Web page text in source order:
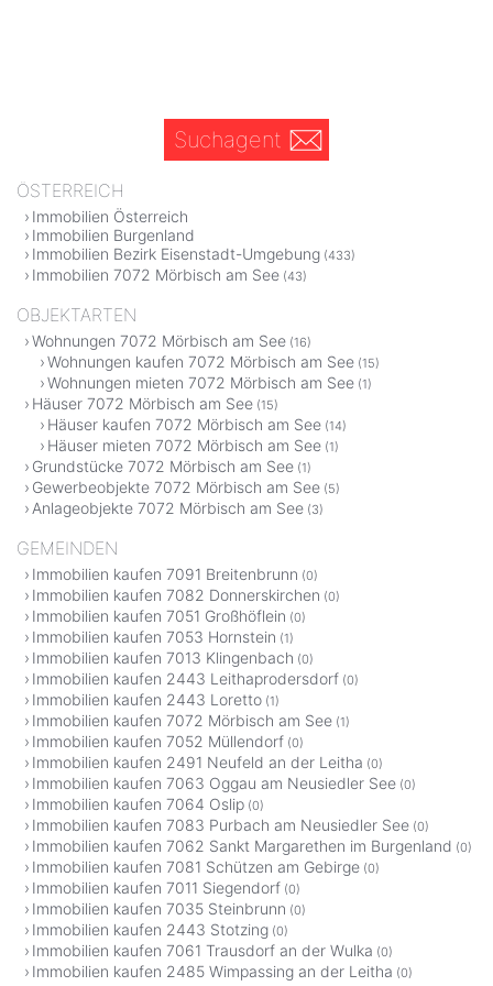
Suchagent
ÖSTERREICH
Immobilien Österreich
Immobilien Burgenland
Immobilien Bezirk Eisenstadt-Umgebung (433)
Immobilien 7072 Mörbisch am See (43)
OBJEKTARTEN
Wohnungen 7072 Mörbisch am See (16)
Wohnungen kaufen 7072 Mörbisch am See (15)
Wohnungen mieten 7072 Mörbisch am See (1)
Häuser 7072 Mörbisch am See (15)
Häuser kaufen 7072 Mörbisch am See (14)
Häuser mieten 7072 Mörbisch am See (1)
Grundstücke 7072 Mörbisch am See (1)
Gewerbeobjekte 7072 Mörbisch am See (5)
Anlageobjekte 7072 Mörbisch am See (3)
GEMEINDEN
Immobilien kaufen 7091 Breitenbrunn (0)
Immobilien kaufen 7082 Donnerskirchen (0)
Immobilien kaufen 7051 Großhöflein (0)
Immobilien kaufen 7053 Hornstein (1)
Immobilien kaufen 7013 Klingenbach (0)
Immobilien kaufen 2443 Leithaprodersdorf (0)
Immobilien kaufen 2443 Loretto (1)
Immobilien kaufen 7072 Mörbisch am See (1)
Immobilien kaufen 7052 Müllendorf (0)
Immobilien kaufen 2491 Neufeld an der Leitha (0)
Immobilien kaufen 7063 Oggau am Neusiedler See (0)
Immobilien kaufen 7064 Oslip (0)
Immobilien kaufen 7083 Purbach am Neusiedler See (0)
Immobilien kaufen 7062 Sankt Margarethen im Burgenland (0)
Immobilien kaufen 7081 Schützen am Gebirge (0)
Immobilien kaufen 7011 Siegendorf (0)
Immobilien kaufen 7035 Steinbrunn (0)
Immobilien kaufen 2443 Stotzing (0)
Immobilien kaufen 7061 Trausdorf an der Wulka (0)
Immobilien kaufen 2485 Wimpassing an der Leitha (0)